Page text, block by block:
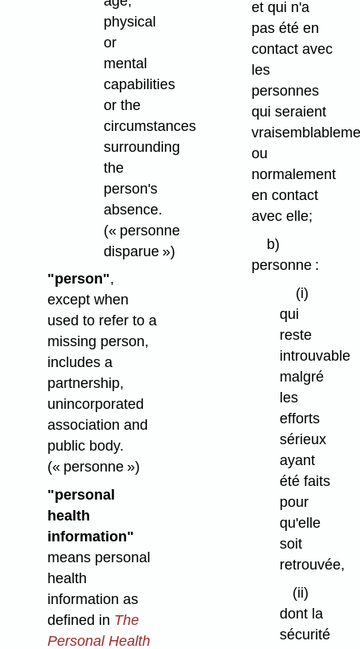
physical
or
mental
capabilities
or the
circumstances
surrounding
the
person's
absence.
(« personne
disparue »)
"person",
except when
used to refer to a
missing person,
includes a
partnership,
unincorporated
association and
public body.
(« personne »)
"personal
health
information"
means personal
health
information as
defined in The
Personal Health
et qui n'a
pas été en
contact avec
les
personnes
qui seraient
ou
normalement
en contact
avec elle;
b)
personne :
(i)
qui
reste
introuvable
malgré
les
efforts
sérieux
ayant
été faits
pour
qu'elle
soit
retrouvée,
(ii)
dont la
sécurité